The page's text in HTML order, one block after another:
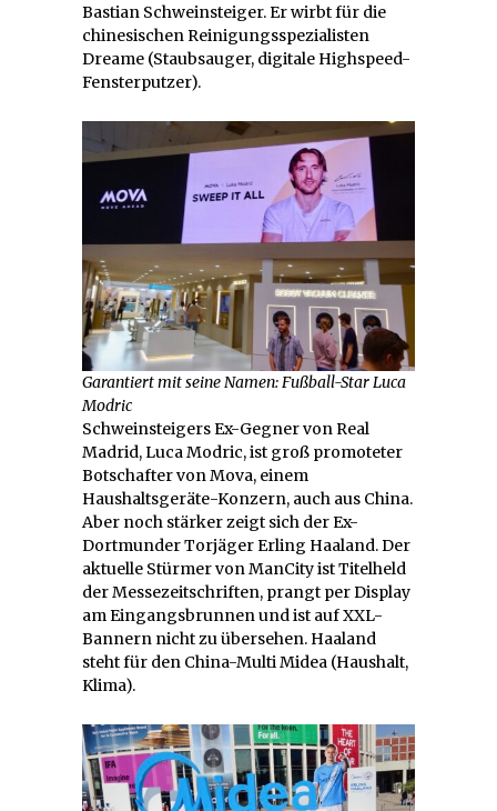
Bastian Schweinsteiger. Er wirbt für die
chinesischen Reinigungsspezialisten
Dreame (Staubsauger, digitale Highspeed-
Fensterputzer).
Garantiert mit seine Namen: Fußball-Star Luca
Modric
Schweinsteigers Ex-Gegner von Real
Madrid, Luca Modric, ist groß promoteter
Botschafter von Mova, einem
Haushaltsgeräte-Konzern, auch aus China.
Aber noch stärker zeigt sich der Ex-
Dortmunder Torjäger Erling Haaland. Der
aktuelle Stürmer von ManCity ist Titelheld
der Messezeitschriften, prangt per Display
am Eingangsbrunnen und ist auf XXL-
Bannern nicht zu übersehen. Haaland
steht für den China-Multi Midea (Haushalt,
Klima).